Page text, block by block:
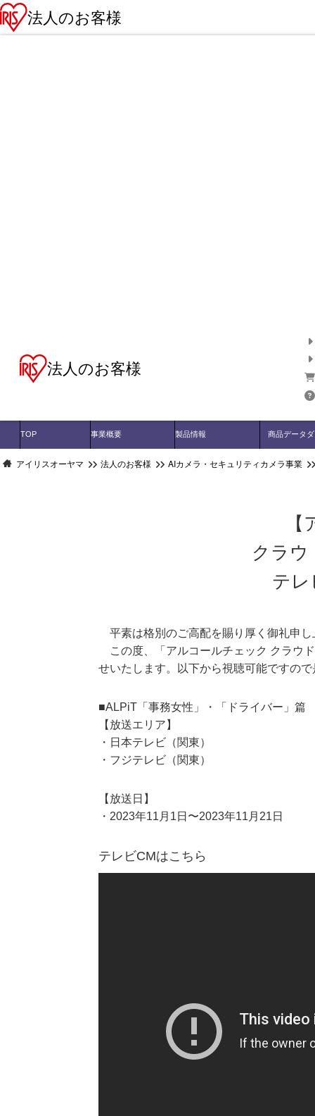
法人のお客様
法人のお客様
TOP 事業概要 製品情報 商品データ
アイリスオーヤマ 法人のお客様 AIカメラ・セキュリティカメラ事業
クラウ
テレ
平素は格別のご高配を賜り厚く御礼申
この度、「アルコールチェック クラウ
せいたします。以下から視聴可能ですの
■ALPiT「事務女性」・「ドライバー」
【放送エリア】
・日本テレビ（関東）
・フジテレビ（関東）
【放送日】
・2023年11月1日〜2023年11月21日
テレビCMはこちら